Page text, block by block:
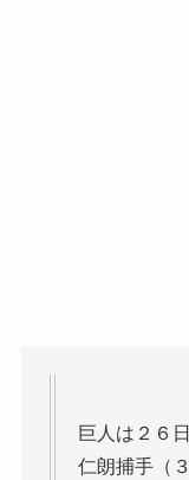
巨人は２６
仁朗捕手（